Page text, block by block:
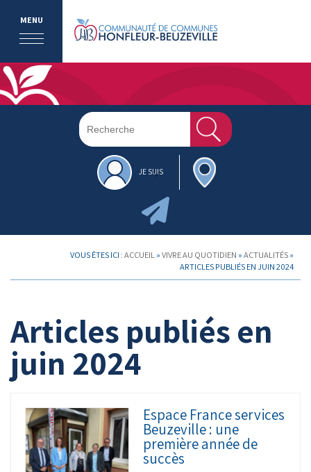
MENU
JE SUIS
VOUS ÊTES ICI :ACCUEIL»VIVRE AU QUOTIDIEN »ACTUALITÉS»
ARTICLES PUBLIÉS EN JUIN 2024
Articles publiés en
juin 2024
Espace France services
Beuzeville : une
première année de
succès